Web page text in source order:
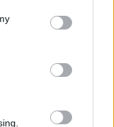
You may click to
party tags to
in below Google